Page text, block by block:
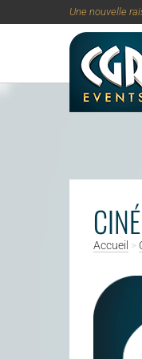
Aller au contenu
Une nouvelle
Accueil >